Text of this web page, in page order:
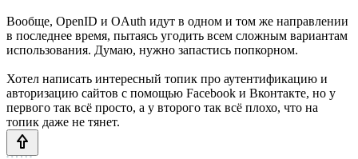
Вообще, OpenID и OAuth идут в одном и том же направлении
в последнее время, пытаясь угодить всем сложным вариантам
использования. Думаю, нужно запастись попкорном.
Хотел написать интересный топик про аутентификацию и
авторизацию сайтов с помощью Facebook и Вконтакте, но у
первого так всё просто, а у второго так всё плохо, что на
топик даже не тянет.